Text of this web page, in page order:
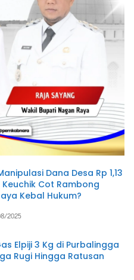
Dana Desa Rp 1,13
Keuchik Cot Rambong
Kebal Hukum?
2025
Elpiji 3 Kg di Purbalingga
Rugi Hingga Ratusan